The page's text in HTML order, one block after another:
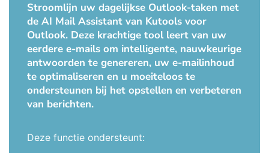
Stroomlijn uw dagelijkse Outlook-taken met
de AI Mail Assistant van Kutools voor
Outlook. Deze krachtige tool leert van uw
eerdere e-mails om intelligente, nauwkeurige
antwoorden te genereren, uw e-mailinhoud
te optimaliseren en u moeiteloos te
ondersteunen bij het opstellen en verbeteren
van berichten.
Deze functie ondersteunt: